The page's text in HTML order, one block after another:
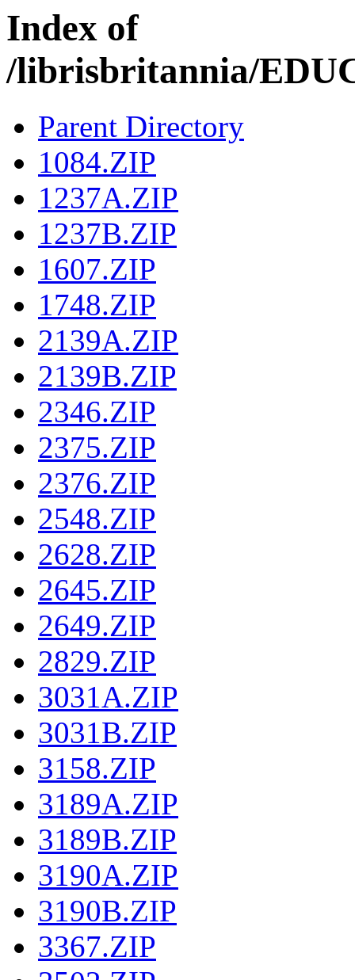
Index of
/librisbritannia/
Parent Directory
1084.ZIP
1237A.ZIP
1237B.ZIP
1607.ZIP
1748.ZIP
2139A.ZIP
2139B.ZIP
2346.ZIP
2375.ZIP
2376.ZIP
2548.ZIP
2628.ZIP
2645.ZIP
2649.ZIP
2829.ZIP
3031A.ZIP
3031B.ZIP
3158.ZIP
3189A.ZIP
3189B.ZIP
3190A.ZIP
3190B.ZIP
3367.ZIP